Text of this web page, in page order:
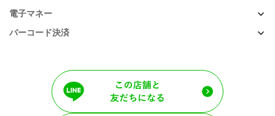
電子マネー
バーコード決済